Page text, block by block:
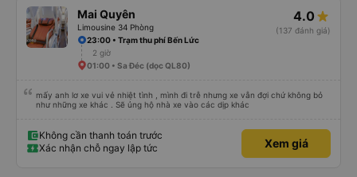
Mai Quyên
Limousine 34 Phòng
4.0
(137 đánh giá)
23:00 • Trạm thu phí Bến Lức
2 giờ
01:00 • Sa Đéc (dọc QL80)
mấy anh lơ xe vui vẻ nhiệt tình , mình đi trễ nhưng xe vẫn đợi chứ không bỏ
như những xe khác . Sẽ ủng hộ nhà xe vào các dịp khác
Không cần thanh toán trước
Xác nhận chỗ ngay lập tức
Xem giá